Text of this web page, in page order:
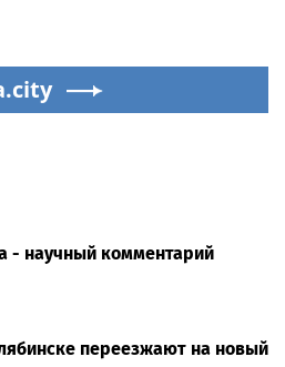
- научный комментарий
переезжают на новый